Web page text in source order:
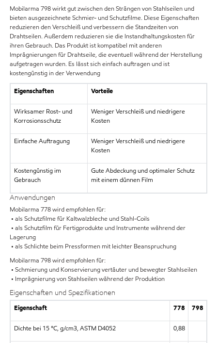
Mobilarma 798 wirkt gut zwischen den Strängen von Stahlseilen und
bieten ausgezeichnete Schmier- und Schutzfilme. Diese Eigenschaften
reduzieren den Verschleiß und verbessern die Standzeiten von
Drahtseilen. Außerdem reduzieren sie die Instandhaltungskosten für
ihren Gebrauch. Das Produkt ist kompatibel mit anderen
Imprägnierungen für Drahtseile, die eventuell während der Herstellung
aufgetragen wurden. Es lässt sich einfach auftragen und ist
kostengünstig in der Verwendung
Eigenschaften Vorteile
Wirksamer Rost- und
Korrosionsschutz
Weniger Verschleiß und niedrigere
Kosten
Einfache Auftragung
Weniger Verschleiß und niedrigere
Kosten
Kostengünstig im
Gebrauch
Gute Abdeckung und optimaler Schutz
mit einem dünnen Film
Anwendungen
Mobilarma 778 wird empfohlen für:
• als Schutzfilme für Kaltwalzbleche und Stahl-Coils
• als Schutzfilm für Fertigprodukte und Instrumente während der
Lagerung
• als Schlichte beim Pressformen mit leichter Beanspruchung
Mobilarma 798 wird empfohlen für:
• Schmierung und Konservierung vertäuter und bewegter Stahlseilen
• Imprägnierung von Stahlseilen während der Produktion
Eigenschaften und Spezifikationen
Eigenschaft 778 798
Dichte bei 15 °C, g/cm3, ASTM D4052 0,88